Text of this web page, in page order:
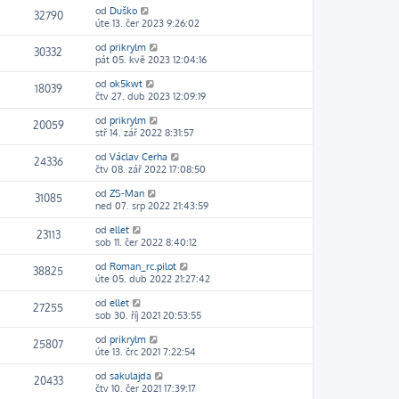
32790 od Duško
úte 13. čer 2023 9:26:02
30332 od prikrylm
pát 05. kvě 2023 12:04:16
18039 od ok5kwt
čtv 27. dub 2023 12:09:19
20059 od prikrylm
stř 14. zář 2022 8:31:57
24336 od Václav Cerha
čtv 08. zář 2022 17:08:50
31085 od ZS-Man
ned 07. srp 2022 21:43:59
23113 od ellet
sob 11. čer 2022 8:40:12
38825 od Roman_rc.pilot
úte 05. dub 2022 21:27:42
27255 od ellet
sob 30. říj 2021 20:53:55
25807 od prikrylm
úte 13. črc 2021 7:22:54
20433 od sakulajda
čtv 10. čer 2021 17:39:17